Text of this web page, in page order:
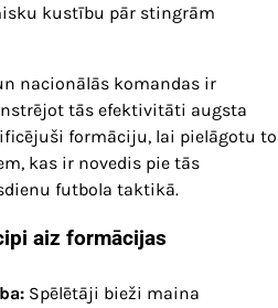
kustību pār stingrām
nacionālās komandas ir
tās efektivitāti augsta
formāciju, lai pielāgotu to
kas ir novedis pie tās
futbola taktikā.
aiz formācijas
Spēlētāji bieži maina